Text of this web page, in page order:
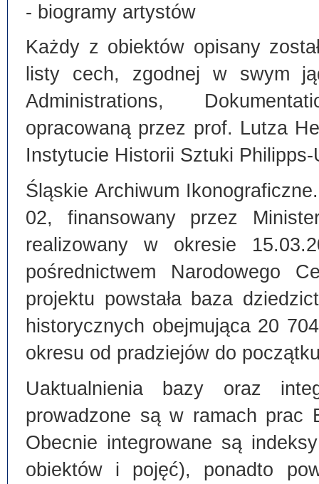
- biogramy artystów
Każdy z obiektów opisany
listy cech, zgodnej w swym
Administrations,
opracowaną przez prof. Lutza
Instytucie Historii Sztuki
Śląskie Archiwum
02, finansowany przez
realizowany w okresie
pośrednictwem Narodowego
projektu powstała baza
historycznych obejmująca 20
okresu od pradziejów do
Uaktualnienia bazy oraz
prowadzone są w ramach prac
Obecnie integrowane są
obiektów i pojęć), ponadto